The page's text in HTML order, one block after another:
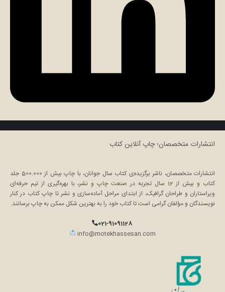
انتشارات متخصصان؛ چاپ آنلاین کتاب
انتشارات متخصصان، ناشر برگزیده‌ی کتاب سال جوانان، با چاپ بیش از 500.000 جلد
کتاب و بیش از 12 سال تجربه در صنعت چاپ و نشر، با بهره‌گیری از تیم حرفه‌ای
ویراستاران و طراحان گرافیک، از ابتدای مراحل آماده‌سازی و نشر تا چاپ کتاب در کنار
نویسندگان و مؤلفان گرامی است تا کتاب خود را به بهترین شکل ممکن به چاپ برسانند.
021-91091128
info@motekhassesan.com